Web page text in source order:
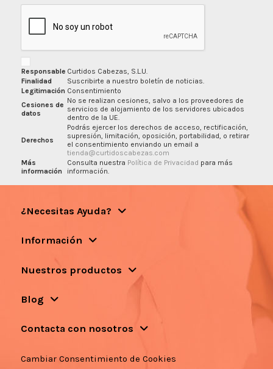
Responsable Curtidos Cabezas, S.L.U.
Finalidad
Suscribirte a nuestro boletín de noticias.
Legitimación Consentimiento
Cesiones de
datos
No se realizan cesiones, salvo a los proveedores de
servicios de alojamiento de los servidores ubicados
dentro de la UE.
Derechos
Podrás ejercer los derechos de acceso, rectificación,
supresión, limitación, oposición, portabilidad, o retirar
el consentimiento enviando un email a
tienda@curtidoscabezas.com
Más
información
Consulta nuestra Política de Privacidad para más
información.
¿Necesitas Ayuda?
Información
Nuestros productos
Blog
Contacta con nosotros
Cambiar Consentimiento de Cookies